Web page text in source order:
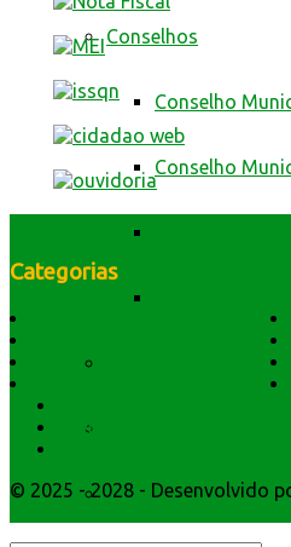
Conselhos
Conselho
Conselho
Minha Folha
Categorias
Lei Orgânica
Atendimento
© 2025 - 2028 - Desenvolvido